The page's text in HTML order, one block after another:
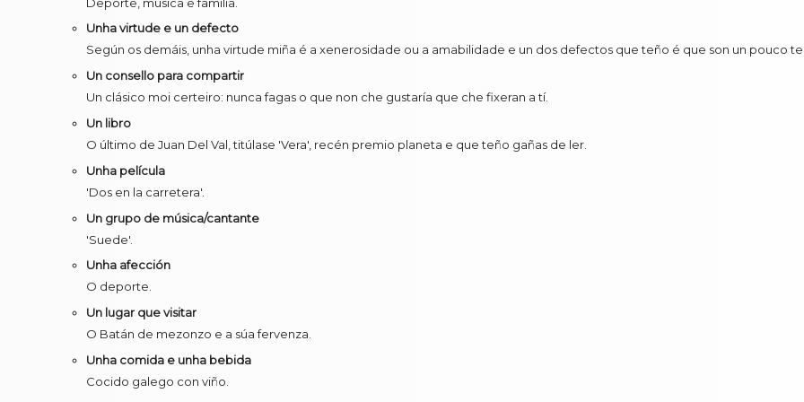
Unha virtude e un defecto
Según os demáis, unha virtude miña é a xenerosidade ou a amabilidade e un dos defectos que teño é que son un pouco
Un consello para compartir
Un clásico moi certeiro: nunca fagas o que non che gustaría que che fixeran a tí.
Un libro
O último de Juan Del Val, titúlase 'Vera', recén premio planeta e que teño gañas de ler.
Unha película
'Dos en la carretera'.
Un grupo de música/cantante
'Suede'.
Unha afección
O deporte.
Un lugar que visitar
O Batán de mezonzo e a súa fervenza.
Unha comida e unha bebida
Cocido galego con viño.